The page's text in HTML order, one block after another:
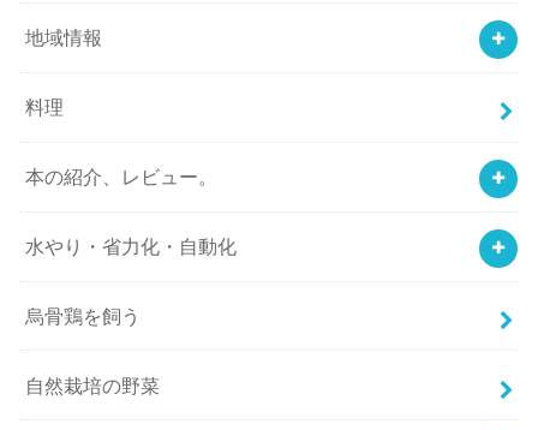
地域情報
料理
本の紹介、レビュー。
水やり・省力化・自動化
烏骨鶏を飼う
自然栽培の野菜